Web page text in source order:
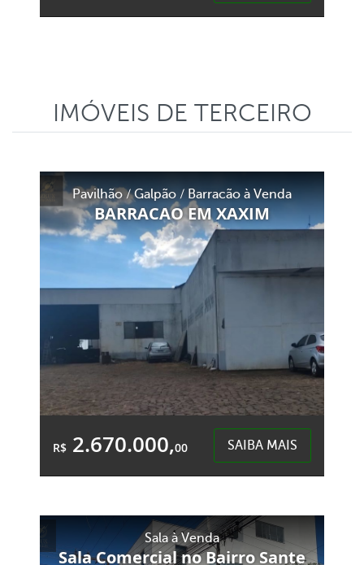
Desbravador - Chapecó
IMÓVEIS DE TERCEIRO
Pavilhão / Galpão / Barracão à Venda
BARRACAO EM XAXIM
R$ 2.670.000,00 SAIBA MAIS
&Accute;rea Total:
4.000,00m²
&Accute;rea
Privativa:
Sala à Venda
Sala Comercial no Bairro Sante